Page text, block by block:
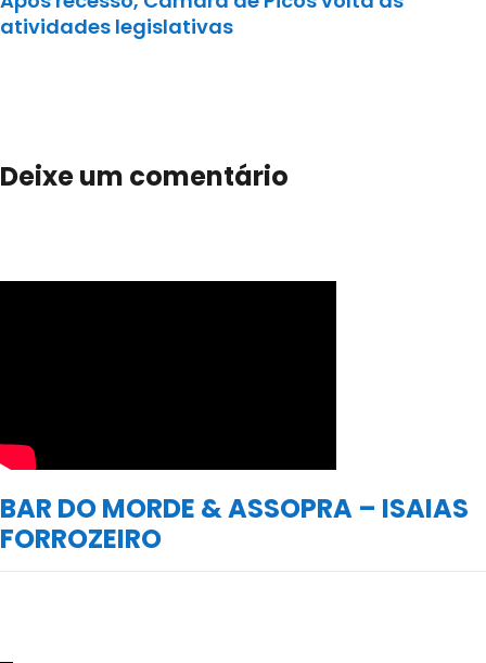
atividades legislativas
Deixe um comentário
BAR DO MORDE & ASSOPRA – ISAIAS
FORROZEIRO